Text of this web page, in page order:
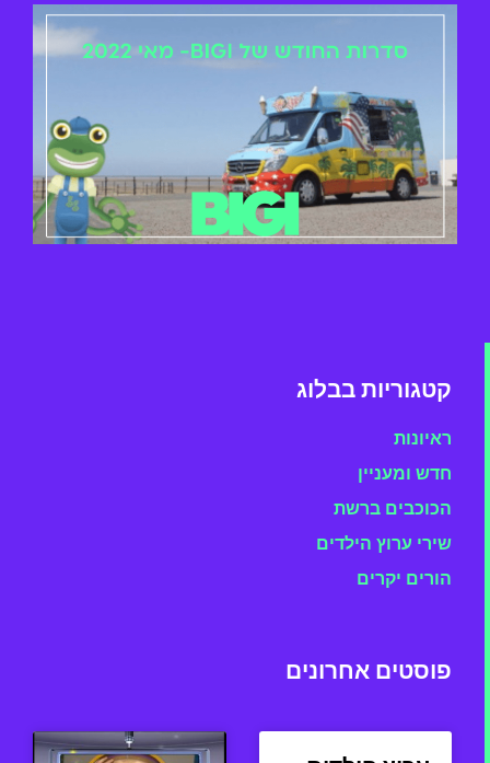
קטגוריות בבלוג
ראיונות
חדש ומעניין
הכוכבים ברשת
שירי ערוץ הילדים
הורים יקרים
פוסטים אחרונים